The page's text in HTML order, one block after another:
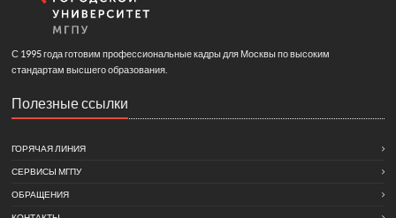
С 1995 года готовим профессиональные кадры для Москвы по высоким
стандартам высшего образования.
Полезные ссылки
ГОРЯЧАЯ ЛИНИЯ
СЕРВИСЫ МГПУ
ОБРАЩЕНИЯ